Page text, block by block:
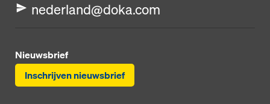
nederland@doka.com
Nieuwsbrief
Inschrijven nieuwsbrief